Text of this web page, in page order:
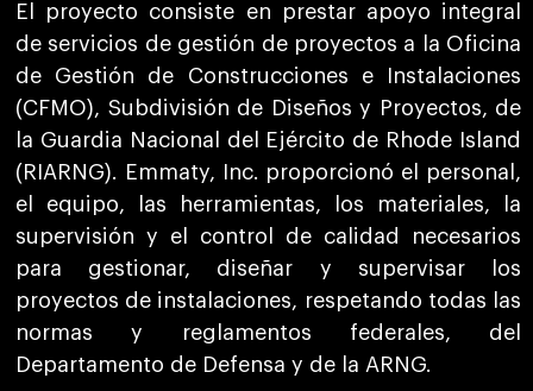
El proyecto consiste en prestar apoyo integral
de servicios de gestión de proyectos a la Oficina
de Gestión de Construcciones e Instalaciones
(CFMO), Subdivisión de Diseños y Proyectos, de
la Guardia Nacional del Ejército de Rhode Island
(RIARNG). Emmaty, Inc. proporcionó el personal,
el equipo, las herramientas, los materiales, la
supervisión y el control de calidad necesarios
para gestionar, diseñar y supervisar los
proyectos de instalaciones, respetando todas las
normas y reglamentos federales, del
Departamento de Defensa y de la ARNG.